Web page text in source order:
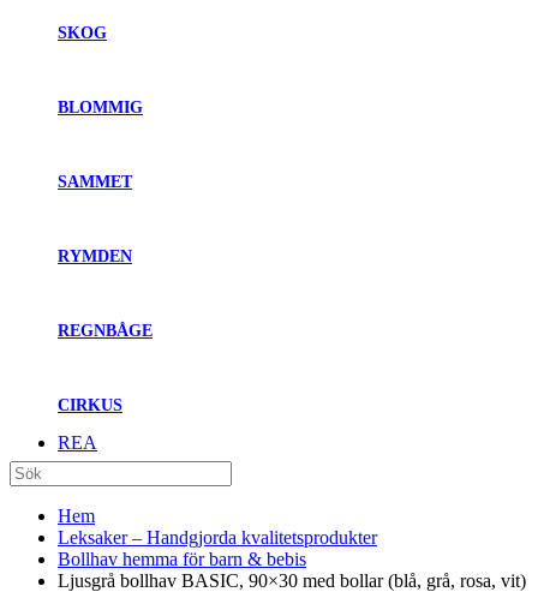
SKOG
BLOMMIG
SAMMET
RYMDEN
REGNBÅGE
CIRKUS
REA
Hem
Leksaker – Handgjorda kvalitetsprodukter
Bollhav hemma för barn & bebis
Ljusgrå bollhav BASIC, 90×30 med bollar (blå, grå, rosa, vit)